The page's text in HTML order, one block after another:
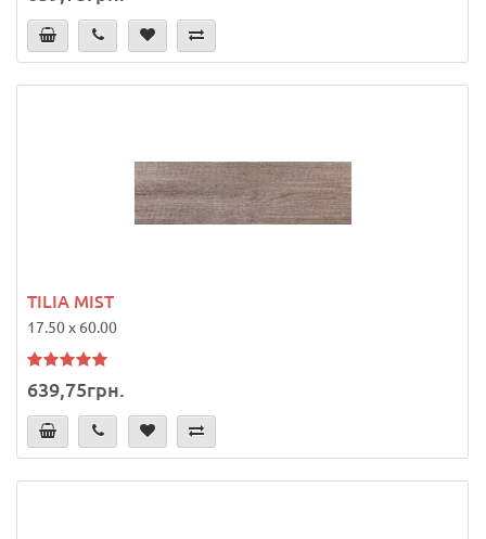
TILIA MIST
17.50 x 60.00
639,75грн.